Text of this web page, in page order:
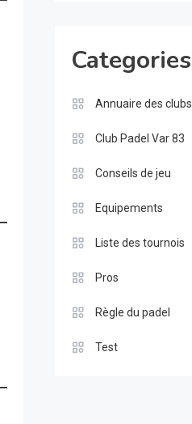
Categories
Annuaire des clubs
Club Padel Var 83
Conseils de jeu
Equipements
Liste des tournois
Pros
Règle du padel
Test